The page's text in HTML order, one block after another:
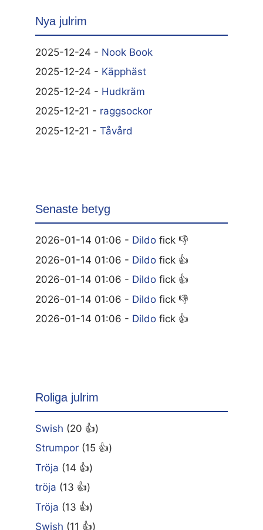
Nya julrim
2025-12-24 - Nook Book
2025-12-24 - Käpphäst
2025-12-24 - Hudkräm
2025-12-21 - raggsockor
2025-12-21 - Tåvård
Senaste betyg
2026-01-14 01:06 - Dildo fick 👎
2026-01-14 01:06 - Dildo fick 👍
2026-01-14 01:06 - Dildo fick 👍
2026-01-14 01:06 - Dildo fick 👎
2026-01-14 01:06 - Dildo fick 👍
Roliga julrim
Swish (20 👍)
Strumpor (15 👍)
Tröja (14 👍)
tröja (13 👍)
Tröja (13 👍)
Swish (11 👍)